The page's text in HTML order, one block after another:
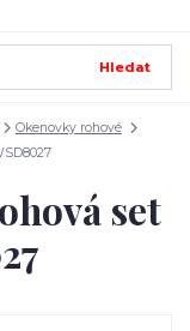
Hledat
Okenovky rohové
set